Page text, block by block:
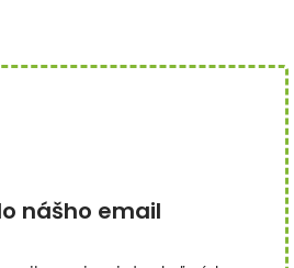
nášho email